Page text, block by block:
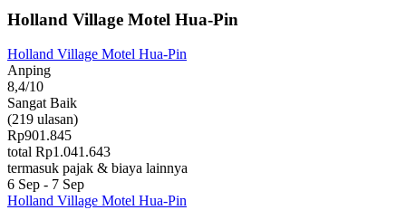
Holland Village Motel Hua-Pin
Holland Village Motel Hua-Pin
Anping
8,4/10
Sangat Baik
(219 ulasan)
Rp901.845
total Rp1.041.643
termasuk pajak & biaya lainnya
6 Sep - 7 Sep
Holland Village Motel Hua-Pin